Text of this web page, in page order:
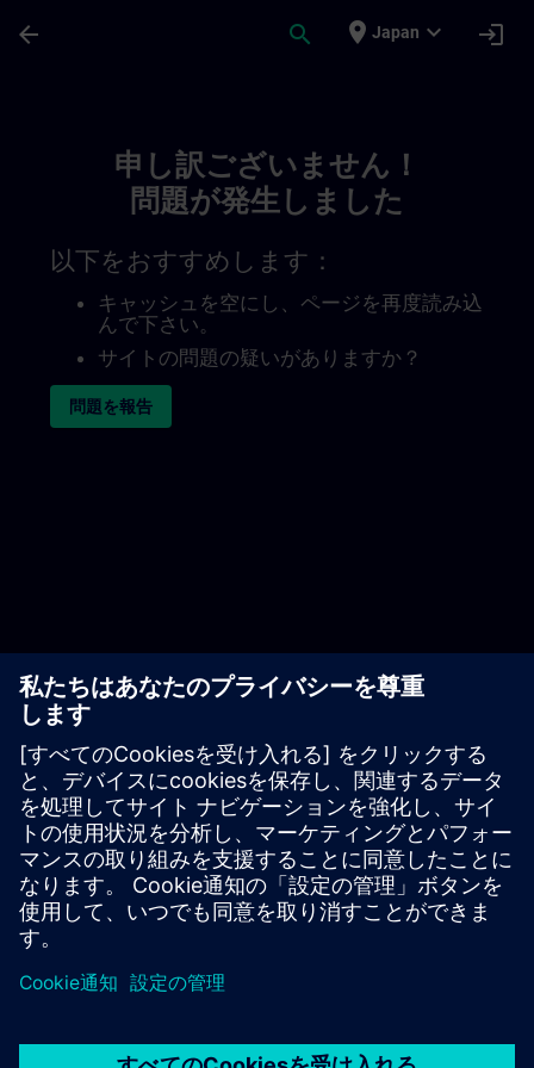
arrow_back search place Japan expand_more login
申し訳ございません！
問題が発生しました
以下をおすすめします：
キャッシュを空にし、ページを再度読み込
んで下さい。
サイトの問題の疑いがありますか？
問題を報告